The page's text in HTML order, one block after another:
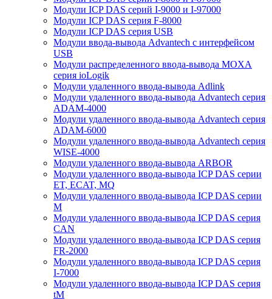
Модули ICP DAS серий I-9000 и I-97000
Модули ICP DAS серия F-8000
Модули ICP DAS серия USB
Модули ввода-вывода Advantech с интерфейсом
USB
Модули распределенного ввода-вывода MOXA
серия ioLogik
Модули удаленного ввода-вывода Adlink
Модули удаленного ввода-вывода Advantech серия
ADAM-4000
Модули удаленного ввода-вывода Advantech серия
ADAM-6000
Модули удаленного ввода-вывода Advantech серия
WISE-4000
Модули удаленного ввода-вывода ARBOR
Модули удаленного ввода-вывода ICP DAS серии
ET, ECAT, MQ
Модули удаленного ввода-вывода ICP DAS серии
M
Модули удаленного ввода-вывода ICP DAS серия
CAN
Модули удаленного ввода-вывода ICP DAS серия
FR-2000
Модули удаленного ввода-вывода ICP DAS серия
I-7000
Модули удаленного ввода-вывода ICP DAS серия
tM